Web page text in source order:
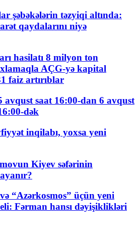
şəbəkələrin təzyiqi altında:
qaydalarını niyə
hasilatı 8 milyon ton
AÇG-yə kapital
faiz artırıblar
avqust saat 16:00-dan 6 avqust
dək
inqilabı, yoxsa yeni
Kiyev səfərinin
“Azərkosmos” üçün yeni
Fərman hansı dəyişiklikləri